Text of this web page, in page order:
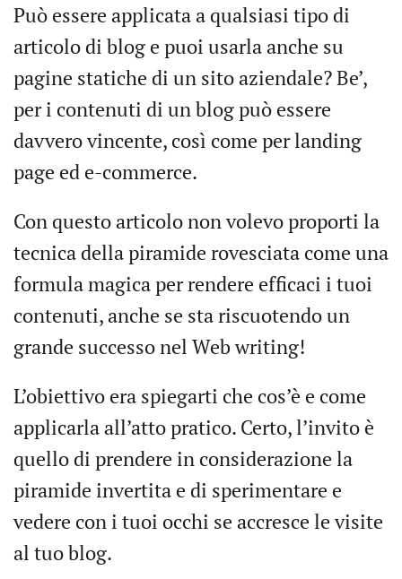
Può essere applicata a qualsiasi tipo di
articolo di blog e puoi usarla anche su
pagine statiche di un sito aziendale? Be’,
per i contenuti di un blog può essere
davvero vincente, così come per landing
page ed e-commerce.
Con questo articolo non volevo proporti la
tecnica della piramide rovesciata come una
formula magica per rendere efficaci i tuoi
contenuti, anche se sta riscuotendo un
grande successo nel Web writing!
L’obiettivo era spiegarti che cos’è e come
applicarla all’atto pratico. Certo, l’invito è
quello di prendere in considerazione la
piramide invertita e di sperimentare e
vedere con i tuoi occhi se accresce le visite
al tuo blog.